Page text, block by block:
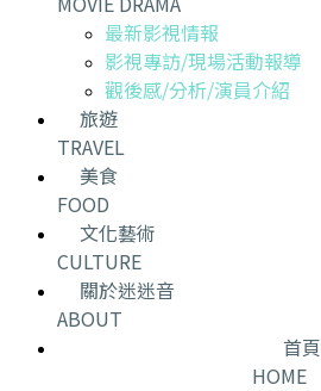
最新影視情報
影視專訪/現場活動報導
觀後感/分析/演員介紹
旅遊
TRAVEL
美食
FOOD
文化藝術
CULTURE
關於迷迷音
ABOUT
首頁
HOME